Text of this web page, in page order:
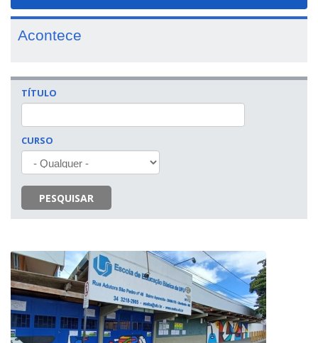
Acontece
TÍTULO
CURSO
PESQUISAR